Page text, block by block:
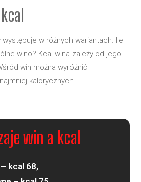
w różnych wariantach. Ile
wino? Kcal wina zależy od jego
win można wyróżnić
kalorycznych
win a kcal
kcal 68,